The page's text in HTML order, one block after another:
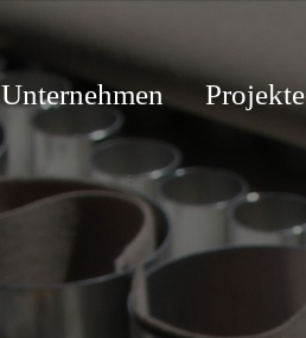
Unternehmen Projekte